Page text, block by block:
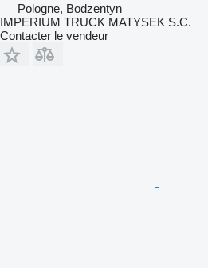
Pologne, Bodzentyn
IMPERIUM TRUCK MATYSEK S.C.
Contacter le vendeur